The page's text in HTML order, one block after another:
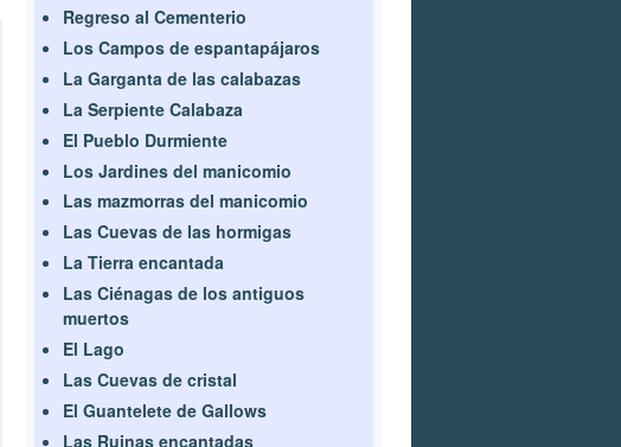
Regreso al Cementerio
Los Campos de espantapájaros
La Garganta de las calabazas
La Serpiente Calabaza
El Pueblo Durmiente
Los Jardines del manicomio
Las mazmorras del manicomio
Las Cuevas de las hormigas
La Tierra encantada
Las Ciénagas de los antiguos
muertos
El Lago
Las Cuevas de cristal
El Guantelete de Gallows
Las Ruinas encantadas